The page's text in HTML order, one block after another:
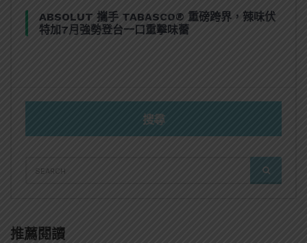
ABSOLUT 攜手 TABASCO® 重磅跨界，辣味伏
特加7月強勢登台一口重擊味蕾
搜尋
FOR:
SEARCH
推薦閱讀